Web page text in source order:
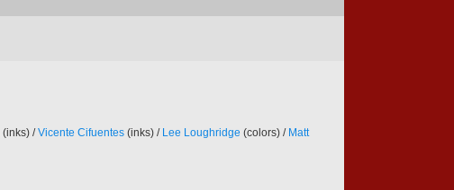
(inks) /Vicente Cifuentes (inks) / Lee Loughridge (colors) / Matt